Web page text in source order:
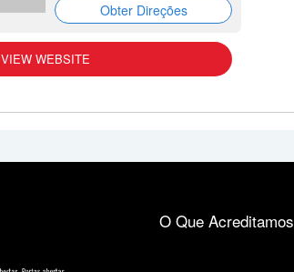
Obter Direções
VIEW WEBSITE
O Que Acreditamos